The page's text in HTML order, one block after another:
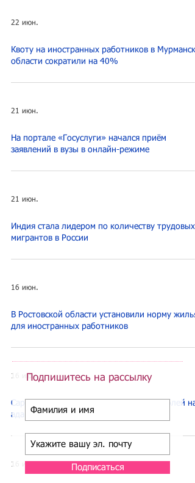
22 июн.
Квоту на иностранных работников в
области сократили на 40%
21 июн.
На портале «Госуслуги» начался приём
заявлений в вузы в онлайн-режиме
21 июн.
Индия стала лидером по количеству трудовых
мигрантов в России
16 июн.
В Ростовской области установили норму жилья
для иностранных работников
16 июн.
Саратовские власти выделили 1 млн рублей на
адаптацию мигрантов
16 июн.
Подпишитесь на рассылку
Подписаться